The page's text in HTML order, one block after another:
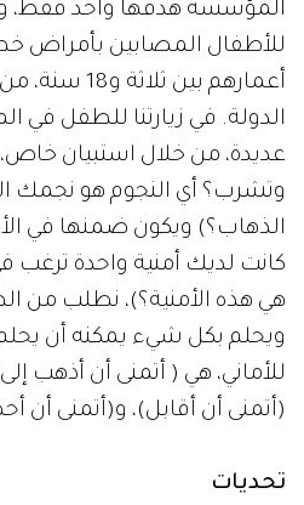
المؤسسة هدفها واحد فقط،
للأطفال المصابين بأمراض
أعمارهم بين
الدولة. في زيارتنا للطفل
عديدة، من خلال استبيان
وتشرب؟ أي النجوم هو نجمك
الذهاب؟) ويكون ضمنها في
كانت لديك أمنية واحدة ترغب
هي هذه الأمنية؟)، نطلب من
ويحلم بكل شيء يمكنه أن
للأماني، هي ( أتمنى أن أذهب
(أتمنى أن أقابل)، و(أتمنى أن
تحديات